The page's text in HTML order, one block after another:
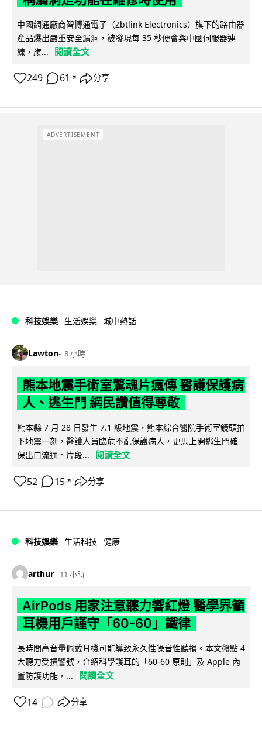
中國網通廠商智博通電子（Zbtlink Electronics）旗下的路由器
產品爆出嚴重安全漏洞，被發現每 35 秒便會與中國伺服器連
線，旗...
閱讀全文
249 61 ↗ 分享
ADVERTISEMENT
科技娛樂 生活娛樂 城中熱話
Lawton 8 小時
熊本地震手術室驚魂片瘋傳 醫護保護病
人、逃生門 網民讚值得尊敬
熊本縣 7 月 28 日發生 7.1 級地震，熊本綜合醫院手術室鏡頭拍
下地震一刻，醫護人員臨危不亂保護病人，更馬上開逃生門確
保出口流通。片段...
閱讀全文
52 15 ↗ 分享
科技娛樂 生活科技 健康
arthur 11 小時
AirPods 用家注意聽力響紅燈 醫學界籲
耳機用戶謹守「60-60」鐵律
長時間高音量佩戴耳機可能導致永久性噪音性聽損。本文盤點 4
大聽力受損警號，介紹科學護耳的「60-60 原則」及 Apple 內
置防護功能，...
閱讀全文
14 分享